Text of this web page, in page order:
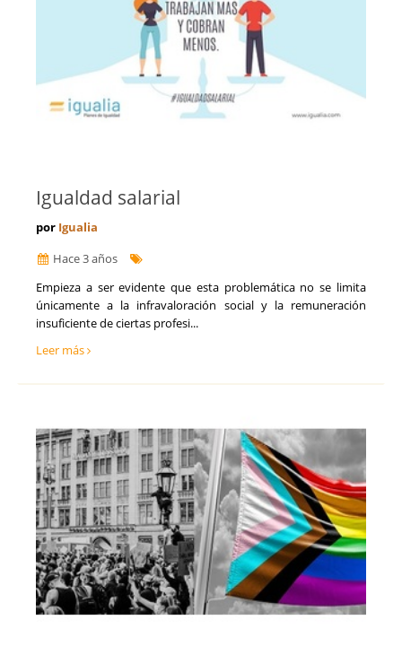
Igualdad salarial
por Igualia
Hace 3 años
Empieza a ser evidente que esta problemática no se limita
únicamente a la infravaloración social y la remuneración
insuficiente de ciertas profesi...
Leer más